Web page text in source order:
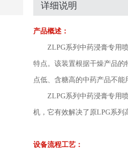
详细说明
产品概述：
ZLPG系列中药浸膏专用喷
特点。该装置根据干燥产品
点低、含糖高的中药产品不
ZLPG系列中药浸膏专用喷
机，它有效解决了原LPG系
设备流程工艺：